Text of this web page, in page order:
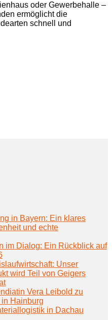
oder Gewerbehalle –
ermöglicht die
schnell und
in Bayern: Ein klares
und echte
im Dialog: Ein Rückblick auf
Unser
wird Teil von Geigers
Vera Leibold zu
Hainburg
in Dachau